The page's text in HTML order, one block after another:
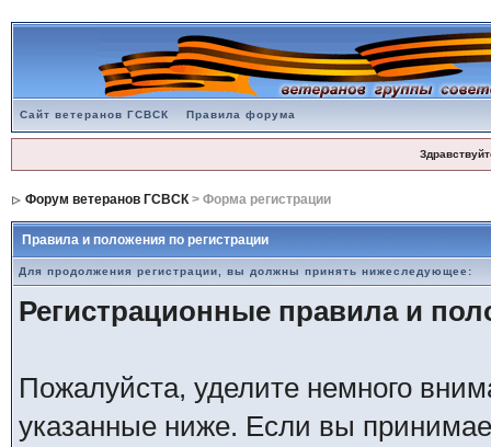
Сайт ветеранов ГСВСК Правила форума
Форум ветеранов ГСВСК> Форма регистрации
Правила и положения по регистрации
Для продолжения регистрации, вы должны принять нижеследующее:
Регистрационные правила и
Пожалуйста, уделите немного
указанные ниже. Если вы